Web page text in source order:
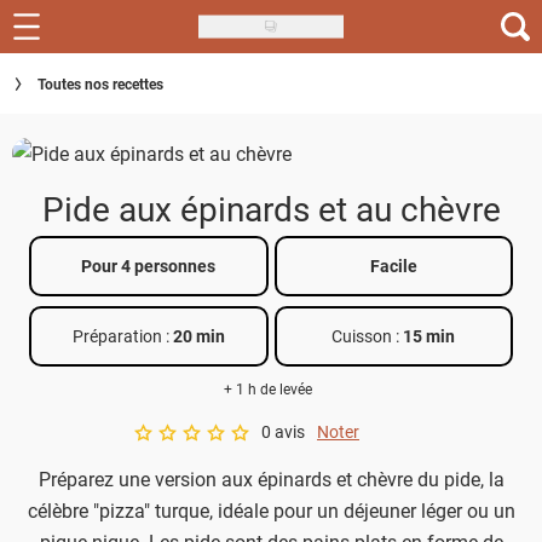
Skip
to
main
Recettes
Inspirations
Menu de la semaine
Actus
Téléchargez l'app Saveurs Recettes
Toutes nos recettes
Pide aux épinards et au chèvre
Pour 4 personnes Facile
Préparation :20 min Cuisson : 15 min
+ 1 h de levée
A star rating of 0 out of 5.
0 avis Noter
Préparez une version aux épinards et chèvre du pide, la
célèbre "pizza" turque, idéale pour un déjeuner léger ou un